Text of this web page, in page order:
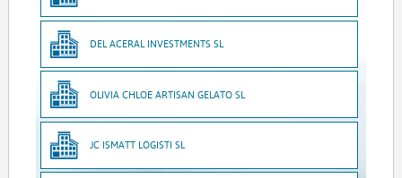
DEL ACERAL INVESTMENTS SL
OLIVIA CHLOE ARTISAN GELATO SL
JC ISMATT LOGISTI SL